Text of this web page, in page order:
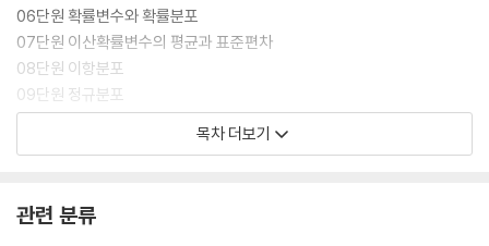
06단원 확률변수와 확률분포
07단원 이산확률변수의 평균과 표준편차
08단원 이항분포
09단원 정규분포
10단원 표본평균의 분포
11단원 모평균의 추정과 모비율
목차 더보기
관련 분류